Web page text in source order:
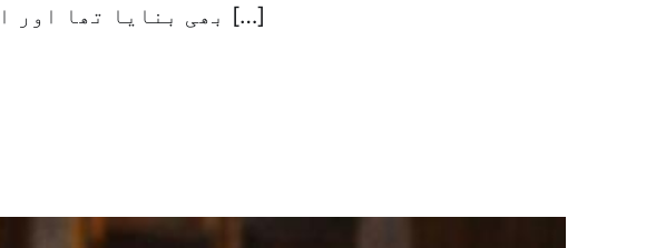
بھی بنایا تھا اور امید تھی کہ کل علاقہ کے پارلیمنٹ کا پہلا اجلاس […]